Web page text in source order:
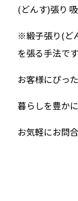
(どんす)張り
※緞子張り(ど
を張る手法です
お客様にぴっ
暮らしを豊か
お気軽にお問